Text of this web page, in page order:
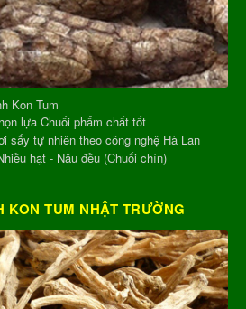
Kon Tum
lựa Chuối phẩm chất tốt
sấy tự nhiên theo công nghệ Hà Lan
hạt - Nâu đều (Chuối chín)
KON TUM NHẬT TRƯỜNG